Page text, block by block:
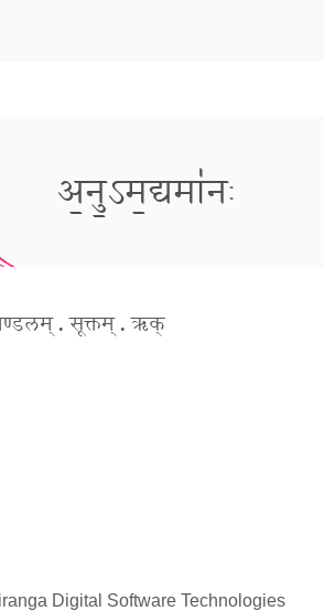
अ॒नु॒ऽम॒द्यमा॑नः
. सूक्तम् . ऋक्
Digital Software Technologies